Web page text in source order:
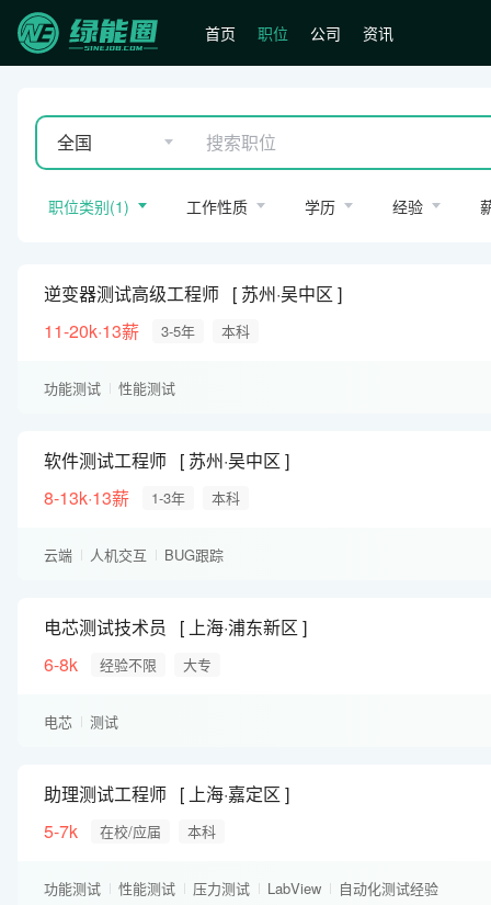
首页 职位 公司 资讯
全国
职位类别(1) 工作性质 学历 经验
逆变器测试高级工程师
苏州·吴中区
11-20k·13薪
3-5年 本科
功能测试 性能测试
软件测试工程师
苏州·吴中区
8-13k·13薪
1-3年 本科
云端 人机交互 BUG跟踪
电芯测试技术员
上海·浦东新区
6-8k
经验不限 大专
电芯 测试
助理测试工程师
上海·嘉定区
5-7k
在校/应届 本科
功能测试 性能测试 压力测试 LabView
自动化测试经验